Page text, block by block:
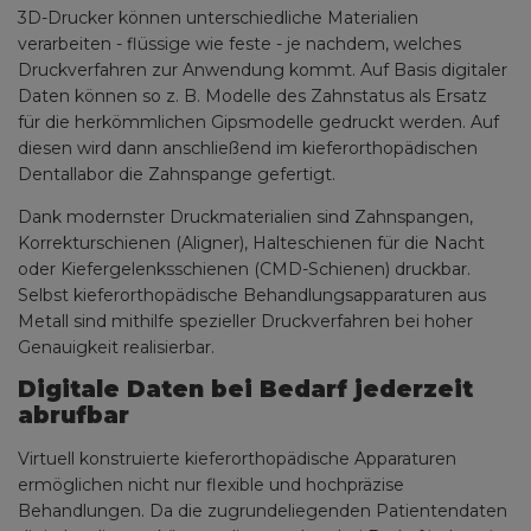
3D-Drucker können unterschiedliche Materialien
verarbeiten - flüssige wie feste - je nachdem, welches
Druckverfahren zur Anwendung kommt. Auf Basis digitaler
Daten können so z. B. Modelle des Zahnstatus als Ersatz
für die herkömmlichen Gipsmodelle gedruckt werden. Auf
diesen wird dann anschließend im kieferorthopädischen
Dentallabor die Zahnspange gefertigt.
Dank modernster Druckmaterialien sind Zahnspangen,
Korrekturschienen (Aligner), Halteschienen für die Nacht
oder Kiefergelenksschienen (CMD-Schienen) druckbar.
Selbst kieferorthopädische Behandlungsapparaturen aus
Metall sind mithilfe spezieller Druckverfahren bei hoher
Genauigkeit realisierbar.
Digitale Daten bei Bedarf jederzeit
abrufbar
Virtuell konstruierte kieferorthopädische Apparaturen
ermöglichen nicht nur flexible und hochpräzise
Behandlungen. Da die zugrundeliegenden Patientendaten